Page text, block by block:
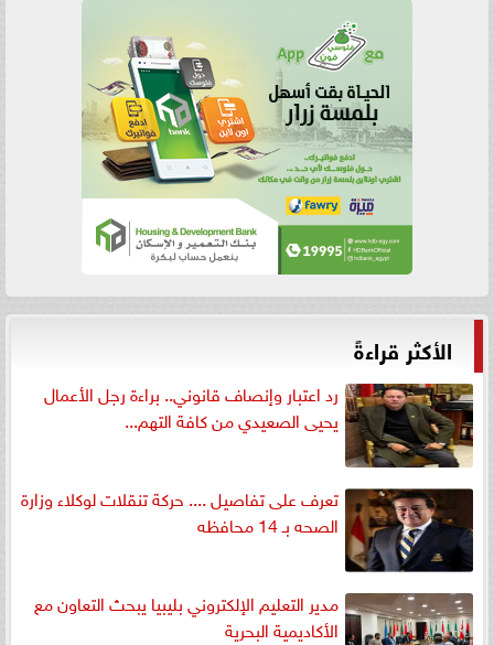
الأكثر قراءةً
رد اعتبار وإنصاف قانوني.. براءة رجل الأعمال
يحيى الصعيدي من كافة التهم...
تعرف على تفاصيل .... حركة تنقلات لوكلاء وزارة
الصحه بـ 14 محافظه
مدير التعليم الإلكتروني بليبيا يبحث التعاون مع
الأكاديمية البحرية